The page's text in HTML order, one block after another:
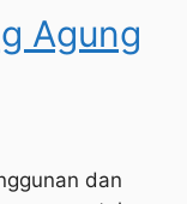
Agung
dan